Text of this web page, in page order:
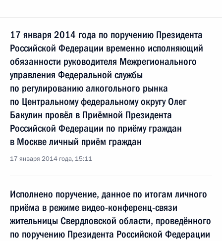
17 января 2014 года по поручению Президента
Российской Федерации временно исполняющий
обязанности руководителя Межрегионального
управления Федеральной службы
по регулированию алкогольного рынка
по Центральному федеральному округу Олег
Бакулин провёл в Приёмной Президента
Российской Федерации по приёму граждан
в Москве личный приём граждан
17 января 2014 года, 15:11
Исполнено поручение, данное по итогам личного
приёма в режиме видео-конференц-связи
жительницы Свердловской области, проведённого
по поручению Президента Российской Федерации